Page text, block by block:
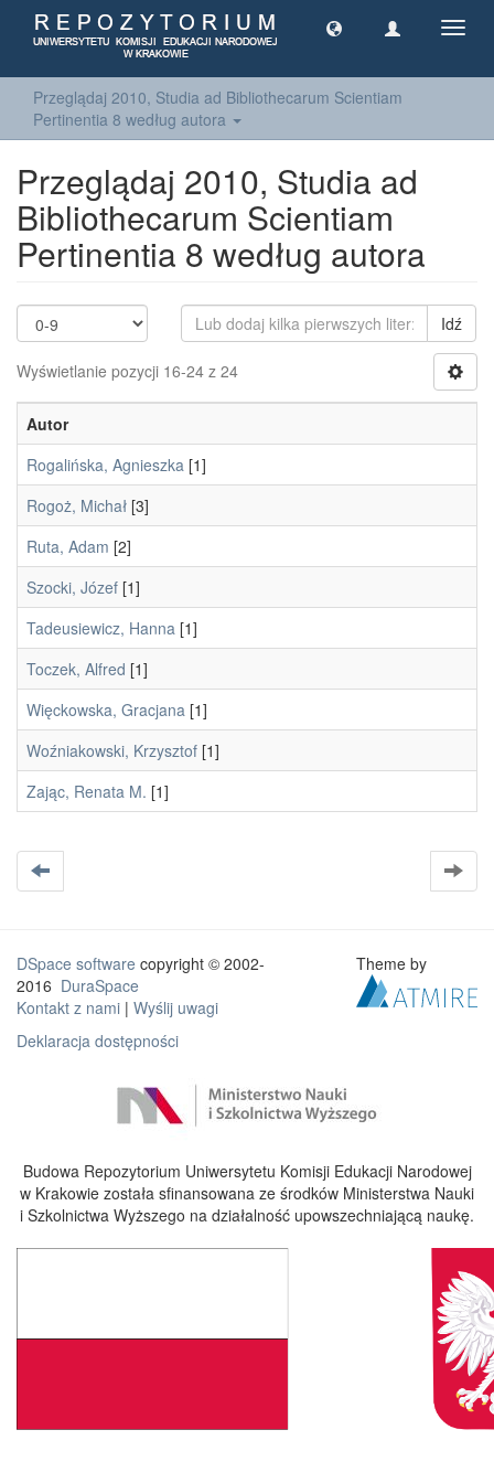
Przeglądaj 2010, Studia ad Bibliothecarum Scientiam
Pertinentia 8 według autora
Przeglądaj 2010, Studia ad
Bibliothecarum Scientiam
Pertinentia 8 według autora
Idź
Wyświetlanie pozycji 16-24 z 24
Autor
Rogalińska, Agnieszka [1]
Rogoż, Michał [3]
Ruta, Adam [2]
Szocki, Józef [1]
Tadeusiewicz, Hanna [1]
Toczek, Alfred [1]
Więckowska, Gracjana [1]
Woźniakowski, Krzysztof [1]
Zając, Renata M. [1]
DSpace software copyright © 2002-
2016 DuraSpace
Kontakt z nami | Wyślij uwagi
Deklaracja dostępności
Theme by
Budowa Repozytorium Uniwersytetu Komisji Edukacji Narodowej
w Krakowie została sfinansowana ze środków Ministerstwa Nauki
i Szkolnictwa Wyższego na działalność upowszechniającą naukę.